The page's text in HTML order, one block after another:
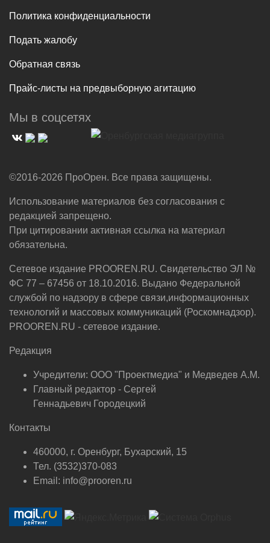
Политика конфиденциальности
Подать жалобу
Обратная связь
Прайс-листы на предвыборную агитацию
Мы в соцсетях
©2016-2026 ПроОрен. Все права защищены.
Использование материалов без согласования с
редакцией запрещено.
При цитировании активная ссылка на материал
обязательна.
Сетевое издание PROOREN.RU. Свидетельство ЭЛ №
ФС 77 – 67456 от 18.10.2016. Выдано Федеральной
службой по надзору в сфере связи,информационных
технологий и массовых коммуникаций (Роскомнадзор).
PROOREN.RU - сетевое издание.
Редакция
Учредители: ООО "Проектмедиа" и Медведев А.М.
Главный редактор - Сергей
Геннадьевич Городецкий
Контакты
460000, г. Оренбург, Бухарский, 15
Тел. (3532)370-083
Email: info@prooren.ru